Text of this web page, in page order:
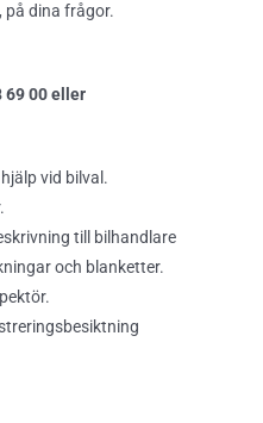
på dina frågor.
69 00 eller
vid bilval.
till bilhandlare
och blanketter.